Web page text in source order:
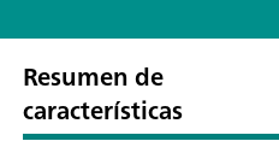
Resumen de
características